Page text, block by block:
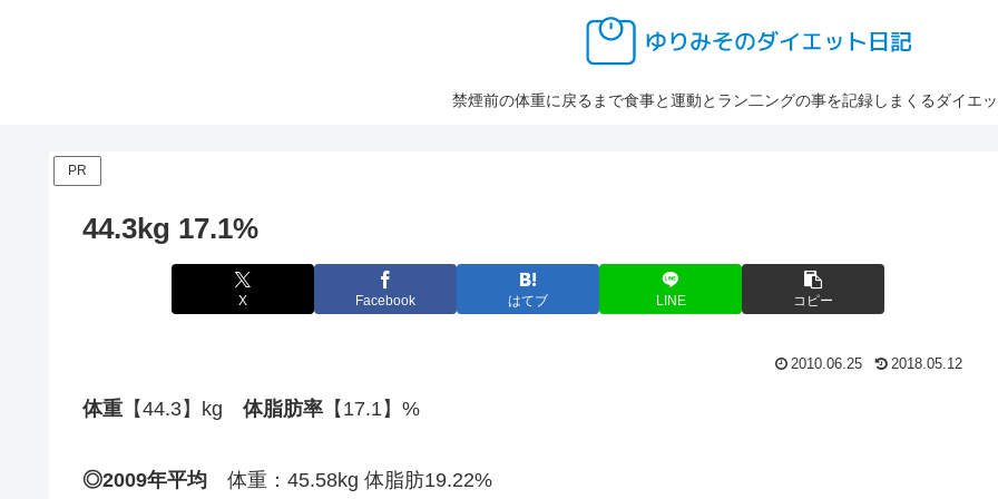
禁煙前の体重に戻るまで食事と運動とラン二ングの事を記録しまくるダイエ
PR
44.3kg 17.1%
X Facebook はてブ LINE コピー
2010.06.25 2018.05.12
体重 【44.3】kg 体脂肪率 【17.1】%
◎2009年平均 体重：45.58kg 体脂肪19.22%